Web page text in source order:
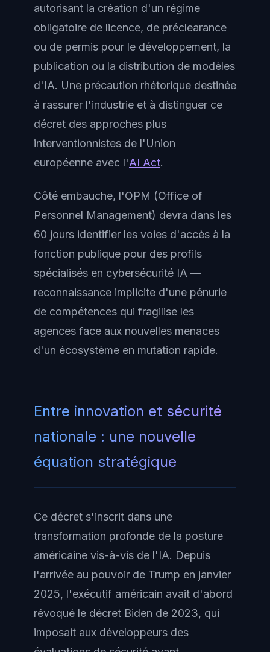
autorisant la création d'un régime
obligatoire de licence, de préclearance
ou de permis pour le développement, la
publication ou la distribution de modèles
d'IA. Une précaution rhétorique destinée
à rassurer l'industrie et à distinguer ce
décret des approches plus
interventionnistes de l'Union
européenne avec l'AI Act.
Côté embauche, l'OPM (Office of
Personnel Management) devra dans les
60 jours identifier les voies d'accès à la
fonction publique pour des profils
spécialisés en cybersécurité IA —
reconnaissance implicite d'une pénurie
de compétences qui fragilise les
agences face aux nouvelles menaces
d'un écosystème en mutation rapide.
Entre innovation et sécurité
nationale : une nouvelle
équation stratégique
Ce décret s'inscrit dans une
transformation profonde de la posture
américaine vis-à-vis de l'IA. Depuis
l'arrivée au pouvoir de Trump en janvier
2025, l'exécutif américain avait d'abord
révoqué le décret Biden de 2023, qui
imposait aux développeurs des